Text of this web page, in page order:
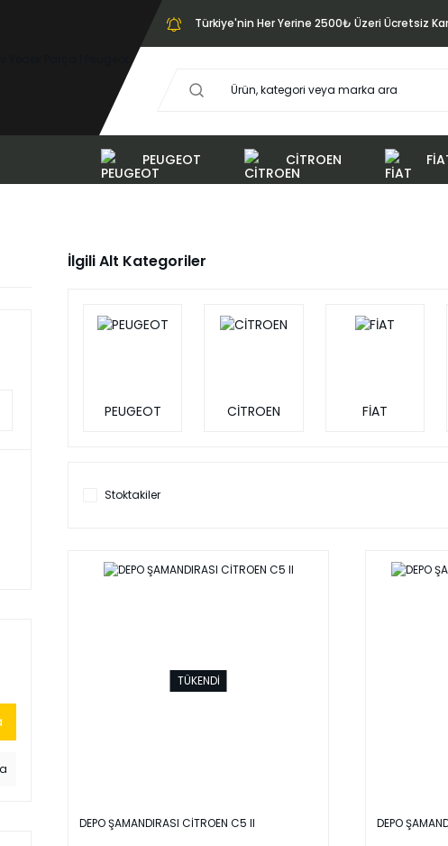
Türkiye'nin Her Yerine 2500₺ Üzeri Ücretsiz
PEUGEOT CİTROEN
İlgili Alt Kategoriler
PEUGEOT CİTROEN FİAT
Stoktakiler
TÜKENDİ
DEPO ŞAMANDIRASI CİTROEN C5 II DEPO